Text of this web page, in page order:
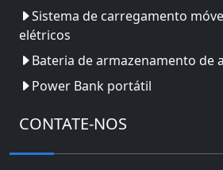
Sistema de carregamento
elétricos
Bateria de armazenamento de
Power Bank portátil
CONTATE-NOS